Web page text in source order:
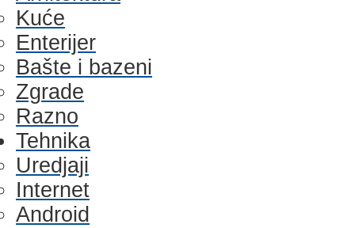
Kuće
Enterijer
Bašte i bazeni
Zgrade
Razno
Tehnika
Uredjaji
Internet
Android